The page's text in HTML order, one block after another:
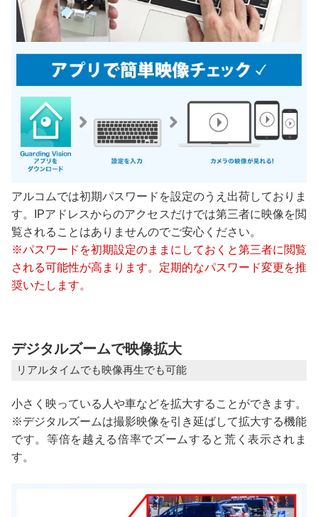
アルコムでは初期パスワードを設定のうえ出荷しておりま
す。IPアドレスからのアクセスだけでは第三者に映像を閲
覧されることはありませんのでご安心ください。
※パスワードを初期設定のままにしておくと第三者に閲覧
される可能性が高まります。定期的なパスワード変更を推
奨いたします。
デジタルズームで映像拡大
リアルタイムでも映像再生でも可能
小さく映っている人や車などを拡大することができます。
※デジタルズームは撮影映像を引き延ばして拡大する機能
です。等倍を越える倍率でズームすると荒く表示されま
す。